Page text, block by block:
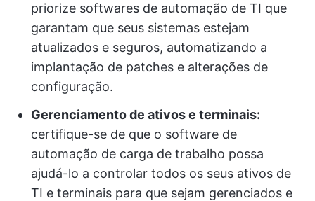
priorize softwares de automação de TI que
garantam que seus sistemas estejam
atualizados e seguros, automatizando a
implantação de patches e alterações de
configuração.
Gerenciamento de ativos e terminais:
certifique-se de que o software de
automação de carga de trabalho possa
ajudá-lo a controlar todos os seus ativos de
TI e terminais para que sejam gerenciados e